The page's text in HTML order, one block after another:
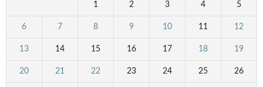
1 2 3 4 5
6 7 8 9 10 11 12
13 14 15 16 17 18 19
20 21 22 23 24 25 26